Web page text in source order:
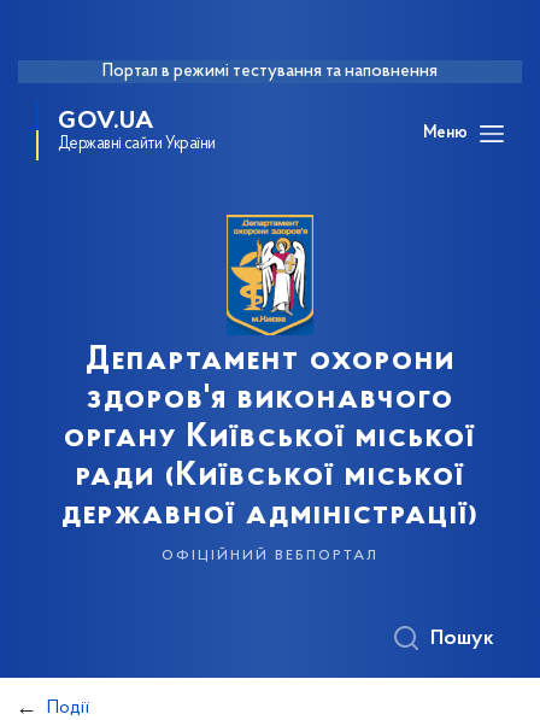
Портал в режимі тестування та наповнення
GOV.UA
Державні сайти України
Меню
Департамент охорони
здоров'я виконавчого
органу Київської міської
ради (Київської міської
державної адміністрації)
офіційний вебпортал
Пошук
Події